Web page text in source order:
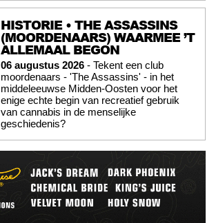
HISTORIE • THE ASSASSINS
(MOORDENAARS) WAARMEE ’T
ALLEMAAL BEGON
06 augustus 2026 - Tekent een club
moordenaars - 'The Assassins' - in het
middeleeuwse Midden-Oosten voor het
enige echte begin van recreatief gebruik
van cannabis in de menselijke
geschiedenis?